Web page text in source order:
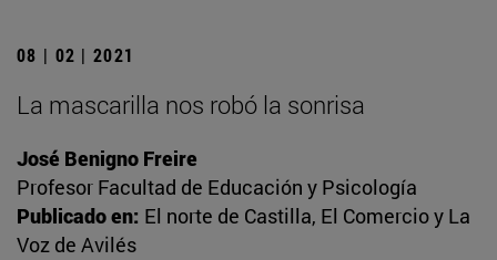
08 | 02 | 2021
La mascarilla nos robó la sonrisa
José Benigno Freire
Profesor Facultad de Educación y Psicología
Publicado en: El norte de Castilla, El Comercio y La
Voz de Avilés